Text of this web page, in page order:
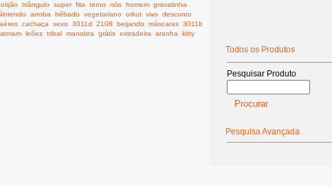
triângulo super fita terno nós homem gravatinha
arroba bêbado vegetariano orkut vivo desconto
aéreo cachaça sexo 3011d 2108 beijando máscaras 3011b
leões tribal manobra grátis estradeira aranha
kitty
Todos os Produtos
Pesquisar Produto
Pesquisa Avançada